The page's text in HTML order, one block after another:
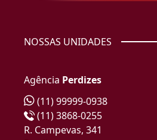
NOSSAS UNIDADES
Agência Perdizes
(11) 99999-0938
(11) 3868-0255
R. Campevas, 341